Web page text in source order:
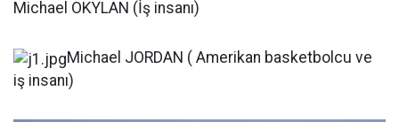
Michael OKYLAN (İş insanı)
Michael JORDAN ( Amerikan basketbolcu ve
iş insanı)